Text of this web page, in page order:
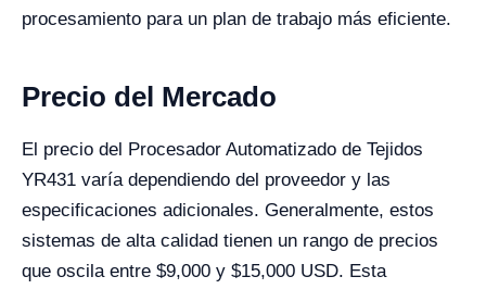
procesamiento para un plan de trabajo más eficiente.
Precio del Mercado
El precio del Procesador Automatizado de Tejidos
YR431 varía dependiendo del proveedor y las
especificaciones adicionales. Generalmente, estos
sistemas de alta calidad tienen un rango de precios
que oscila entre $9,000 y $15,000 USD. Esta